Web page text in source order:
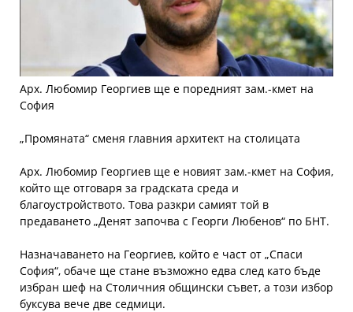
Арх. Любомир Георгиев ще е поредният зам.-кмет на
София
„Промяната“ сменя главния архитект на столицата
Арх. Любомир Георгиев ще е новият зам.-кмет на София,
който ще отговаря за градската среда и
благоустройството. Това разкри самият той в
предаването „Денят започва с Георги Любенов“ по БНТ.
Назначаването на Георгиев, който е част от „Спаси
София“, обаче ще стане възможно едва след като бъде
избран шеф на Столичния общински съвет, а този избор
буксува вече две седмици.